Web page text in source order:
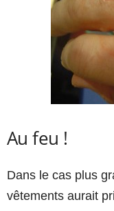
Au feu !
Dans le cas plus
vêtements aurait